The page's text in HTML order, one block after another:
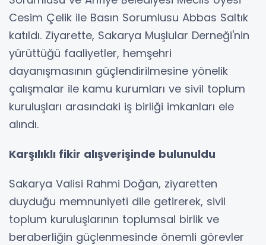
Cesim Çelik ile Basın Sorumlusu Abbas Saltık
katıldı. Ziyarette, Sakarya Muşlular Derneği'nin
yürüttüğü faaliyetler, hemşehri
dayanışmasının güçlendirilmesine yönelik
çalışmalar ile kamu kurumları ve sivil toplum
kuruluşları arasındaki iş birliği imkanları ele
alındı.
Karşılıklı fikir alışverişinde bulunuldu
Sakarya Valisi Rahmi Doğan, ziyaretten
duyduğu memnuniyeti dile getirerek, sivil
toplum kuruluşlarının toplumsal birlik ve
beraberliğin güçlenmesinde önemli görevler